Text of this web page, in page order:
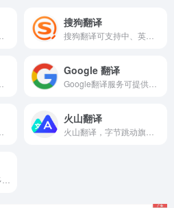
搜狗翻译
Google 翻译
火山翻译